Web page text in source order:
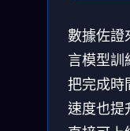
數據佐
言模型訓
把完成時
速度也提